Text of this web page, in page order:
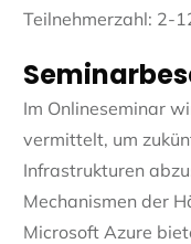
Teilnehmerzahl: 2-
Im Onlineseminar
vermittelt, um
Infrastrukturen
Mechanismen der
Microsoft Azure